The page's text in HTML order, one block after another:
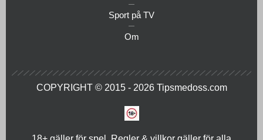
Sport på TV
Om
COPYRIGHT © 2015 - 2026 Tipsmedoss.com